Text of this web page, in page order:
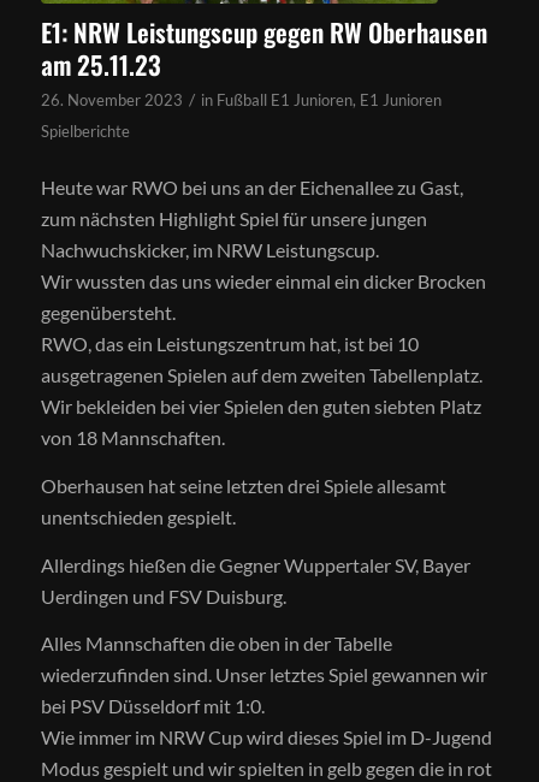
E1: NRW Leistungscup gegen RW Oberhausen
am 25.11.23
26. November 2023 / in Fußball E1 Junioren, E1 Junioren
Spielberichte
Heute war RWO bei uns an der Eichenallee zu Gast,
zum nächsten Highlight Spiel für unsere jungen
Nachwuchskicker, im NRW Leistungscup.
Wir wussten das uns wieder einmal ein dicker Brocken
gegenübersteht.
RWO, das ein Leistungszentrum hat, ist bei 10
ausgetragenen Spielen auf dem zweiten Tabellenplatz.
Wir bekleiden bei vier Spielen den guten siebten Platz
von 18 Mannschaften.
Oberhausen hat seine letzten drei Spiele allesamt
unentschieden gespielt.
Allerdings hießen die Gegner Wuppertaler SV, Bayer
Uerdingen und FSV Duisburg.
Alles Mannschaften die oben in der Tabelle
wiederzufinden sind. Unser letztes Spiel gewannen wir
bei PSV Düsseldorf mit 1:0.
Wie immer im NRW Cup wird dieses Spiel im D-Jugend
Modus gespielt und wir spielten in gelb gegen die in rot